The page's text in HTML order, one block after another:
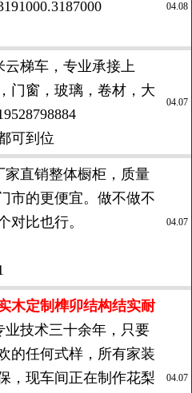
04.08
云梯车，专业承接上
门窗，玻璃，卷材，大
可到位
04.07
家直销整体橱柜，质量
市的更便宜。做不做不
对比也行。
04.07
定制榫卯结构结实耐
技术三十余年，只要
的任何式样，所有家装
，现车间正在制作花梨
04.07